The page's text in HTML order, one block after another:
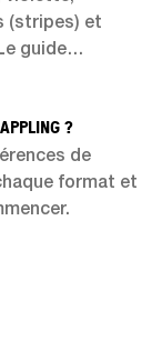
(stripes) et
guide
?
de
format et